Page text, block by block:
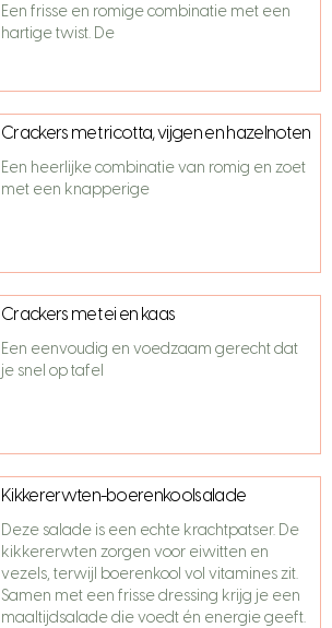
Een frisse en romige combinatie met een
hartige twist. De
Crackers met ricotta, vijgen en hazelnoten
Een heerlijke combinatie van romig en zoet
met een knapperige
Crackers met ei en kaas
Een eenvoudig en voedzaam gerecht dat
je snel op tafel
Kikkererwten-boerenkoolsalade
Deze salade is een echte krachtpatser. De
kikkererwten zorgen voor eiwitten en
vezels, terwijl boerenkool vol vitamines zit.
Samen met een frisse dressing krijg je een
maaltijdsalade die voedt én energie geeft.